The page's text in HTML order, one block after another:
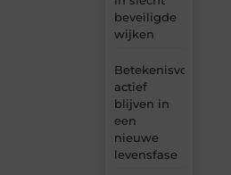
beveiligde
wijken
Betekenisvol
actief
blijven in
een
nieuwe
levensfase